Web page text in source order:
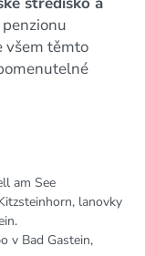
všem těmto
am See
lanovky
v Bad Gastein,